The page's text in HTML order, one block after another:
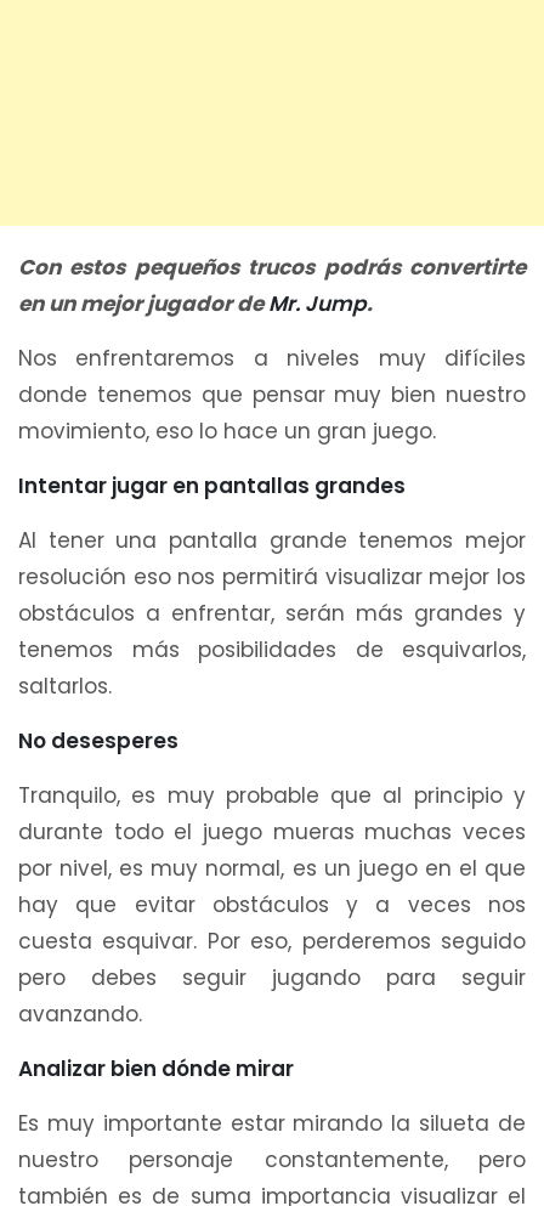
Con estos pequeños trucos podrás convertirte
en un mejor jugador deMr. Jump.
Nos enfrentaremos a niveles muy difíciles
donde tenemos que pensar muy bien nuestro
movimiento, eso lo hace un gran juego.
Intentar jugar en pantallas grandes
Al tener una pantalla grande tenemos mejor
resolución eso nos permitirá visualizar mejor los
obstáculos a enfrentar, serán más grandes y
tenemos más posibilidades de esquivarlos,
saltarlos.
No desesperes
Tranquilo, es muy probable que al principio y
durante todo el juego mueras muchas veces
por nivel, es muy normal, es un juego en el que
hay que evitar obstáculos y a veces nos
cuesta esquivar. Por eso, perderemos seguido
pero debes seguir jugando para seguir
avanzando.
Analizar bien dónde mirar
Es muy importante estar mirando la silueta de
nuestro personaje constantemente, pero
también es de suma importancia visualizar el